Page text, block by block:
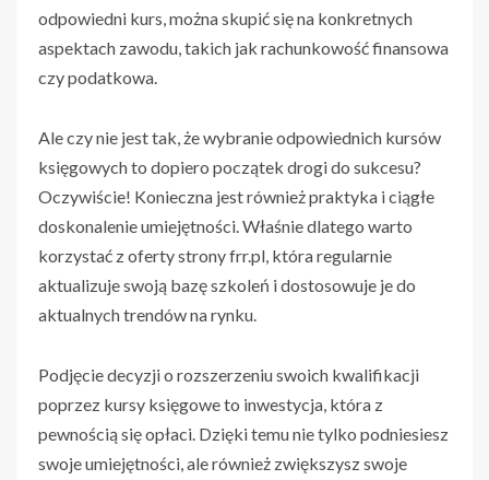
odpowiedni kurs, można skupić się na konkretnych
aspektach zawodu, takich jak rachunkowość finansowa
czy podatkowa.
Ale czy nie jest tak, że wybranie odpowiednich kursów
księgowych to dopiero początek drogi do sukcesu?
Oczywiście! Konieczna jest również praktyka i ciągłe
doskonalenie umiejętności. Właśnie dlatego warto
korzystać z oferty strony frr.pl, która regularnie
aktualizuje swoją bazę szkoleń i dostosowuje je do
aktualnych trendów na rynku.
Podjęcie decyzji o rozszerzeniu swoich kwalifikacji
poprzez kursy księgowe to inwestycja, która z
pewnością się opłaci. Dzięki temu nie tylko podniesiesz
swoje umiejętności, ale również zwiększysz swoje